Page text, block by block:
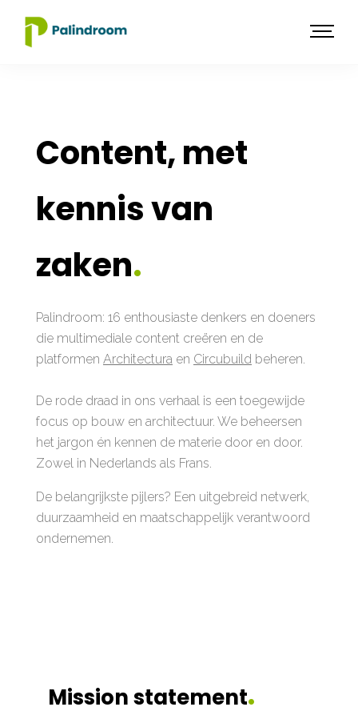
Content, met
kennis van
zaken.
Palindroom: 16 enthousiaste denkers en doeners
die multimediale content creëren en de
platformen Architectura en Circubuild beheren.
De rode draad in ons verhaal is een toegewijde
focus op bouw en architectuur. We beheersen
het jargon én kennen de materie door en door.
Zowel in Nederlands als Frans.
De belangrijkste pijlers? Een uitgebreid netwerk,
duurzaamheid en maatschappelijk verantwoord
ondernemen.
Mission statement.